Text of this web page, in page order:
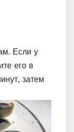
Если у
его в
затем